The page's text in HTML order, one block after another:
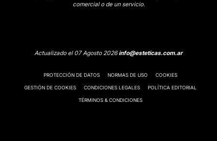
comercial o de un servicio.
Actualizado el 07 Agosto 2026info@esteticas.com.ar
PROTECCIÓN DE DATOS NORMAS DE USO COOKIES
GESTIÓN DE COOKIES CONDICIONES LEGALES POLÍTICA EDITORIAL
TÉRMINOS & CONDICIONES